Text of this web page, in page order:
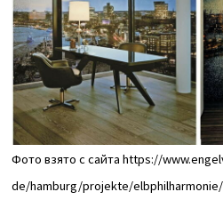
Фото взято с сайта https://
de/hamburg/projekte/elbphilharmonie/